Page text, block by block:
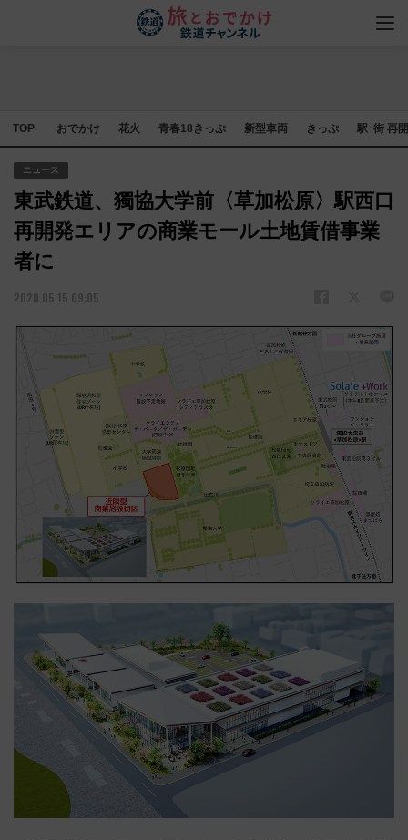
TOP おでかけ 花火 青春18きっぷ 新型車両 きっぷ 駅･街 再
ニュース
東武鉄道、獨協大学前〈草加松原〉駅西口
再開発エリアの商業モール土地賃借事業
者に
2020.05.15 09:05